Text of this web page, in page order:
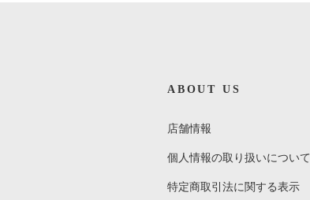
ABOUT US
店舗情報
個人情報の取り扱いについて
特定商取引法に関する表示